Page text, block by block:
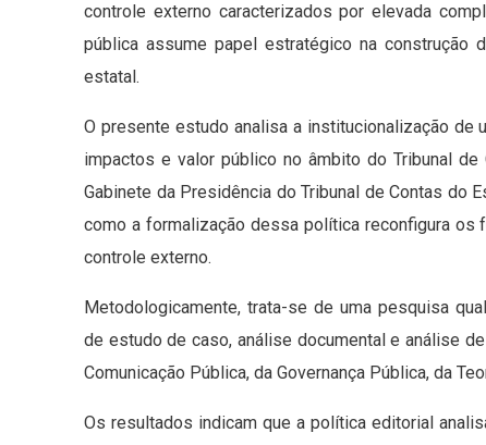
controle externo caracterizados por elevada
pública assume papel estratégico na construção
estatal.
O presente estudo analisa a institucionalização
impactos e valor público no âmbito do Tribunal
Gabinete da Presidência do Tribunal de Contas do
como a formalização dessa política reconfigura os
controle externo.
Metodologicamente, trata-se de uma pesquisa
de estudo de caso, análise documental e análise
Comunicação Pública, da Governança Pública, da
Os resultados indicam que a política editorial